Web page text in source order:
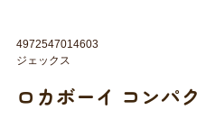
ロカボーイ コンパク
4972547014603
ジェックス